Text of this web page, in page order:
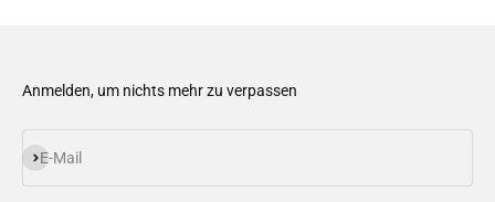
Anmelden, um nichts mehr zu verpassen
E-Mail
Abonnieren